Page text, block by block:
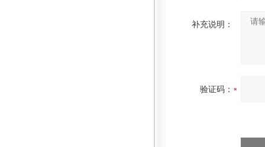
补充说明：
验证码：